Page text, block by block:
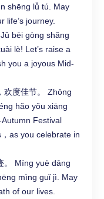
shēng lǚ tú. May
life’s journey.
bēi gòng shǎng
lè! Let’s raise a
you a joyous Mid-
欢度佳节。 Zhōng
hǎo yǒu xiāng
Festival
as you celebrate in
。 Míng yuè dāng
mìng guǐ jì. May
of our lives.